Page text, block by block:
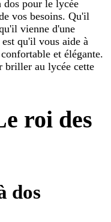
pour le lycée
vos besoins. Qu'il
vienne d'une
qu'il vous aide à
et élégante.
briller au lycée cette
roi des
dos